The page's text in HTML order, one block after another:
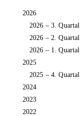
2026
2026 – 3. Quartal
2026 – 2. Quartal
2026 – 1. Quartal
2025
2025 – 4. Quartal
2024
2023
2022